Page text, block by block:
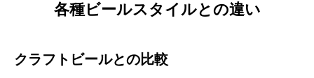
各種ビールスタイルとの違い
クラフトビールとの比較